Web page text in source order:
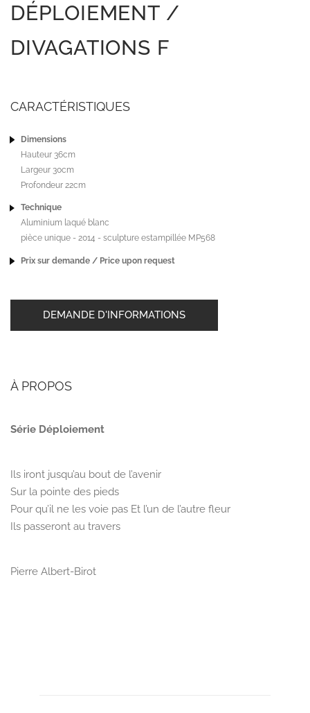
DÉPLOIEMENT /
DIVAGATIONS F
CARACTÉRISTIQUES
Dimensions
Hauteur 36cm
Largeur 30cm
Profondeur 22cm
Technique
Aluminium laqué blanc
pièce unique - 2014 - sculpture estampillée MP568
Prix sur demande / Price upon request
DEMANDE D'INFORMATIONS
À PROPOS
Série Déploiement
Ils iront jusqu’au bout de l’avenir
Sur la pointe des pieds
Pour qu’il ne les voie pas Et l’un de l’autre fleur
Ils passeront au travers
Pierre Albert-Birot